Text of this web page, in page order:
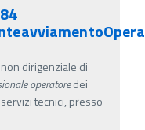
dirigenziale di
operatoredei
tecnici, presso